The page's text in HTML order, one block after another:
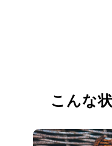
こんな